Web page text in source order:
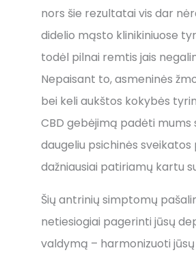
nors šie rezultatai vis dar
didelio mąsto klinikiniuose
todėl pilnai remtis jais
Nepaisant to, asmeninės
bei keli aukštos kokybės
CBD gebėjimą padėti mums
daugeliu psichinės
dažniausiai patiriamų kartu
Šių antrinių simptomų
netiesiogiai pagerinti jūsų
valdymą – harmonizuoti